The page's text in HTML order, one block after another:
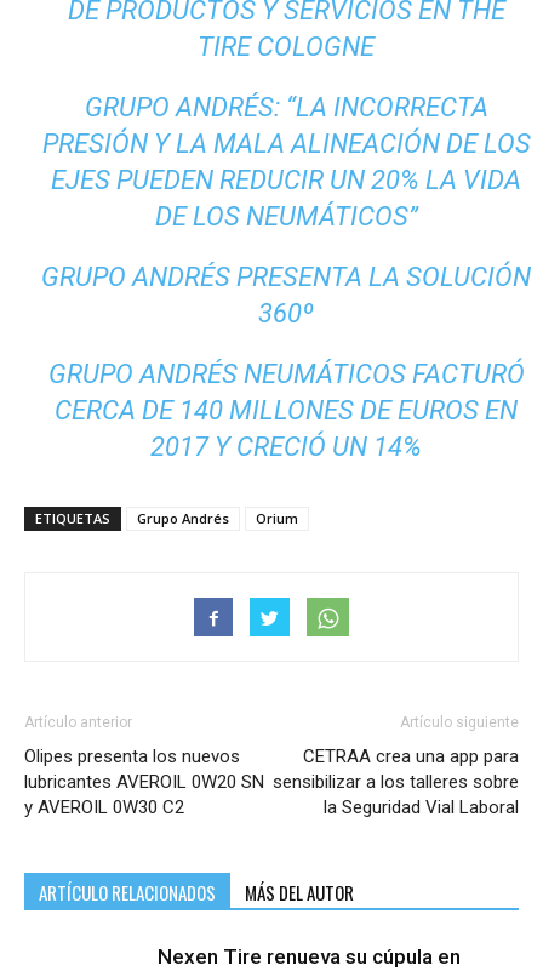
DE PRODUCTOS Y SERVICIOS EN THE
TIRE COLOGNE
GRUPO ANDRÉS: “LA INCORRECTA
PRESIÓN Y LA MALA ALINEACIÓN DE LOS
EJES PUEDEN REDUCIR UN 20% LA VIDA
DE LOS NEUMÁTICOS”
GRUPO ANDRÉS PRESENTA LA SOLUCIÓN
360º
GRUPO ANDRÉS NEUMÁTICOS FACTURÓ
CERCA DE 140 MILLONES DE EUROS EN
2017 Y CRECIÓ UN 14%
ETIQUETAS Grupo Andrés Orium
Artículo anterior
Olipes presenta los nuevos
lubricantes AVEROIL 0W20 SN
y AVEROIL 0W30 C2
Artículo siguiente
CETRAA crea una app para
sensibilizar a los talleres sobre
la Seguridad Vial Laboral
ARTÍCULO RELACIONADOS MÁS DEL AUTOR
Nexen Tire renueva su cúpula en